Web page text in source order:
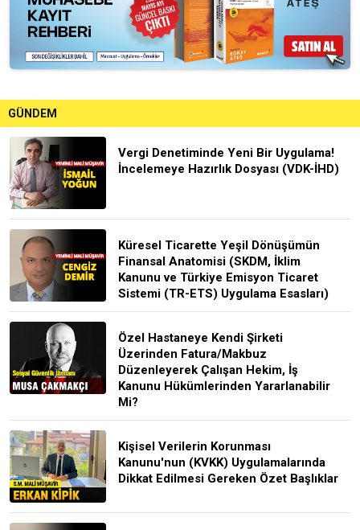
GÜNDEM
Vergi Denetiminde Yeni Bir Uygulama!
İncelemeye Hazırlık Dosyası (VDK-İHD)
Küresel Ticarette Yeşil Dönüşümün
Finansal Anatomisi (SKDM, İklim
Kanunu ve Türkiye Emisyon Ticaret
Sistemi (TR-ETS) Uygulama Esasları)
Özel Hastaneye Kendi Şirketi
Üzerinden Fatura/Makbuz
Düzenleyerek Çalışan Hekim, İş
Kanunu Hükümlerinden Yararlanabilir
Mi?
Kişisel Verilerin Korunması
Kanunu'nun (KVKK) Uygulamalarında
Dikkat Edilmesi Gereken Özet Başlıklar